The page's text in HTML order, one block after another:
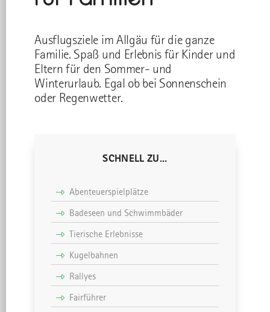
Ausflugsziele im Allgäu für die ganze
Familie. Spaß und Erlebnis für Kinder und
Eltern für den Sommer- und
Winterurlaub. Egal ob bei Sonnenschein
oder Regenwetter.
SCHNELL ZU...
Abenteuerspielplätze
Badeseen und Schwimmbäder
Tierische Erlebnisse
Kugelbahnen
Rallyes
Fairführer